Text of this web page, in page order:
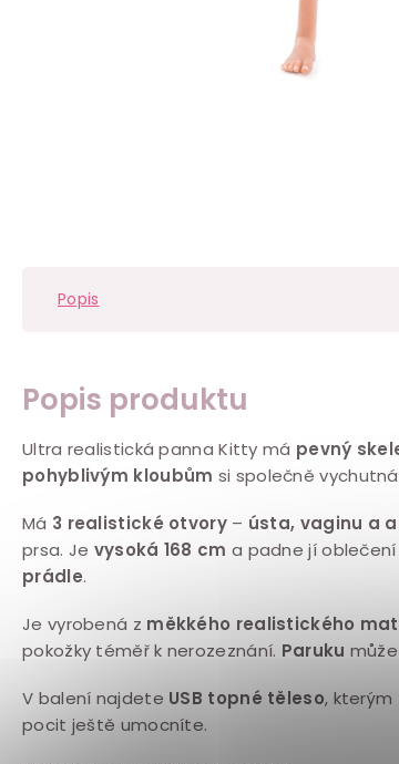
Popis
Popis produktu
Ultra realistická panna Kitty má pevný
pohyblivým kloubům si společně
Má 3 realistické otvory– ústa, vaginu a
prsa. Je vysoká 168 cm a padne jí oblečení
prádle.
Je vyrobená z měkkého realistického
pokožky téměř k nerozeznání. Paruku
V balení najdete USB topné těleso,
pocit ještě umocníte.